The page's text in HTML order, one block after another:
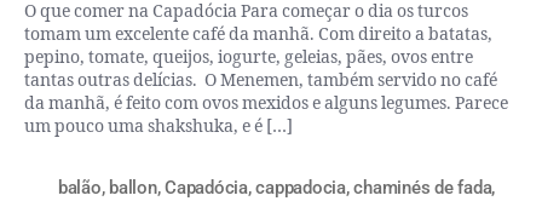
O que comer na Capadócia Para começar o dia os turcos
tomam um excelente café da manhã. Com direito a batatas,
pepino, tomate, queijos, iogurte, geleias, pães, ovos entre
tantas outras delícias. O Menemen, também servido no café
da manhã, é feito com ovos mexidos e alguns legumes. Parece
um pouco uma shakshuka, e é […]
balão, ballon,Capadócia,cappadocia,chaminés de fada,